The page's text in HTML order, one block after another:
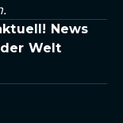
News
Welt